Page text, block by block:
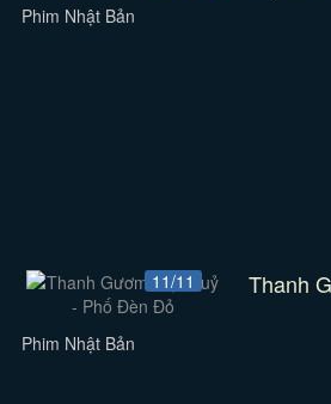
Phim Nhật Bản
11/11
Thanh
Phim Nhật Bản